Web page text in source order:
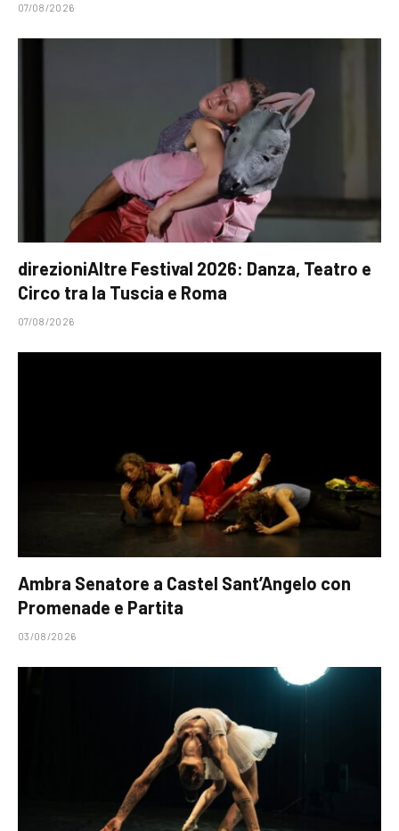
07/08/2026
direzioniAltre Festival 2026: Danza, Teatro e
Circo tra la Tuscia e Roma
07/08/2026
Ambra Senatore a Castel Sant’Angelo con
Promenade e Partita
03/08/2026